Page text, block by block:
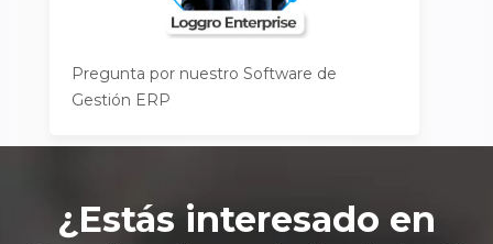
Pregunta por nuestro Software de
Gestión ERP
¿Estás interesado en